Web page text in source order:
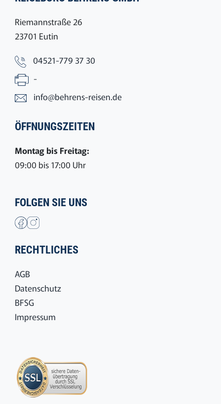
Riemannstraße 26
23701 Eutin
04521-779 37 30
-
info@behrens-reisen.de
ÖFFNUNGSZEITEN
Montag bis Freitag:
09:00 bis 17:00 Uhr
FOLGEN SIE UNS
RECHTLICHES
AGB
Datenschutz
BFSG
Impressum